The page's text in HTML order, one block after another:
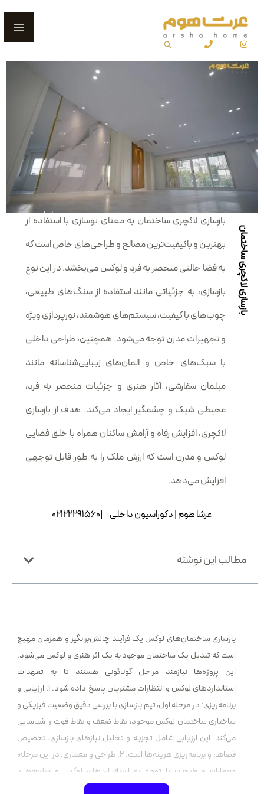
پرش
محتوا
جستجو
بازسازی لاکچری ساختمان
بازسازی لاکچری ساختمان به معنای نوسازی با استفاده از
بهترین و باکیفیت‌ترین مصالح و طراحی‌های خاص است که
به فضا حالتی منحصر به فرد و لوکس می‌بخشد. در این نوع
بازسازی، به جزئیاتی مانند استفاده از سنگ‌های طبیعی،
چوب‌های با کیفیت، سیستم‌های هوشمند، نورپردازی ویژه
و تجهیزات مدرن توجه می‌شود. همچنین، طراحی داخلی
با سبک‌های خاص و المان‌های زیبایی‌شناسانه مانند
مبلمان سفارشی، آثار هنری و جزئیات منحصر به فرد،
محیطی شیک و چشمگیر ایجاد می‌کند. هدف از بازسازی
لاکچری، افزایش رفاه و آرامش ساکنان همراه با خلق فضایی
لوکس و مدرن است که ارزش ملک را به طور قابل توجهی
افزایش می‌دهد.
عرشا هوم|
|
|02122291560
مطالب این نوشته
بازسازی ساختمان‌های لوکس یک فرآیند چالش‌برانگیز و همزمان مهیج
است که تبدیل یک ساختمان موجود به یک اثر هنری و لوکس می‌شود.
این پروژه‌ها نیازمند مراحل گوناگونی هستند تا به تعهدات
استانداردهای لوکس و انتظارات مشتریان پاسخ داده شود. 1. ارزیابی و
برنامه‌ریزی: در مرحله اول، تیم بازسازی با بررسی دقیق وضعیت فیزیکی و
ساختاری ساختمان لوکس موجود، نقاط ضعف و نقاط قوت را شناسایی
می‌کند. این ارزیابی شامل تجزیه و تحلیل نیازهای بازسازی، تخصیص
فضاها، و برنامه‌ریزی هزینه‌ها است. 2. طراحی و معماری: در این مرحله،
معماران و طراحان با توجه به استانداردهای لوکس و سلیقه‌های
مشتریان، طرح‌هایی ایجاد می‌کنند که جلب توجه و الگوی زیبایی لاکچری